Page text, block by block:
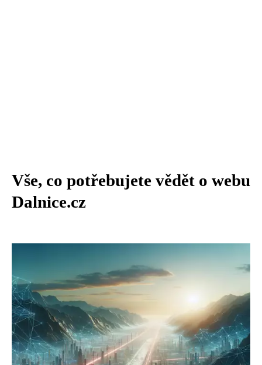
Vše, co potřebujete vědět o webu
Dalnice.cz